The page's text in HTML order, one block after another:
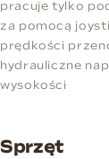
pracuje tylko
za pomocą
prędkości
hydrauliczne
wysokości
Sprzęt